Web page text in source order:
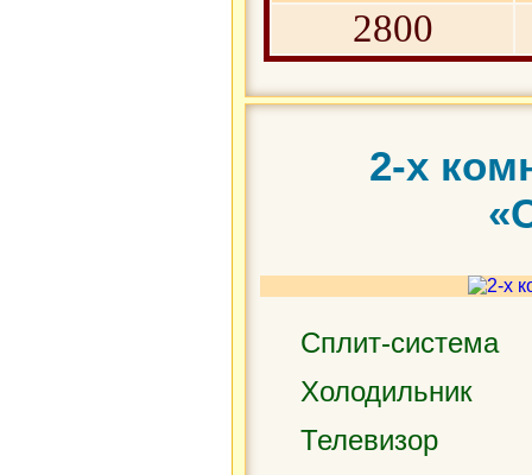
2800
2-х
Сплит-система
Холодильник
Телевизор